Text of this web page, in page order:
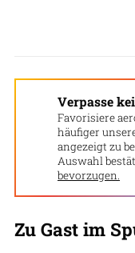
Verpasse
Favorisiere
häufiger
angezeigt zu
Auswahl
bevorzugen.
Zu Gast im